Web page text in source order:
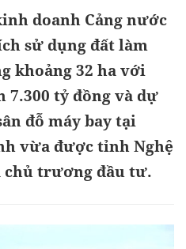
doanh Cảng nước
sử dụng đất làm
khoảng 32 ha với
tỷ đồng và dự
đỗ máy bay tại
vừa được tỉnh Nghệ
chủ trương đầu tư.